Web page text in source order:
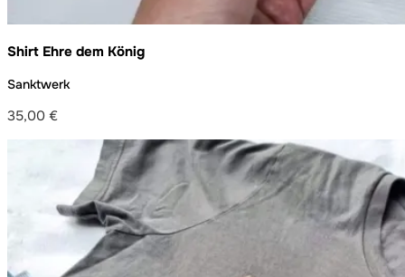
Shirt Ehre dem König
Sanktwerk
35,00 €